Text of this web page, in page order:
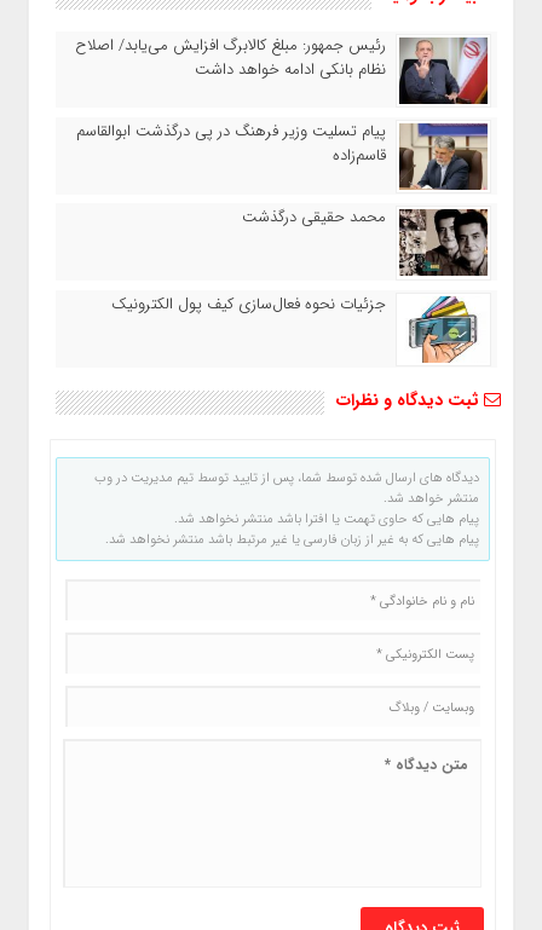
رئیس‌ جمهور: مبلغ کالابرگ افزایش می‌یابد/ اصلاح
نظام بانکی ادامه خواهد داشت
پیام تسلیت وزیر فرهنگ در پی درگذشت ابوالقاسم
قاسم‌زاده
محمد حقیقی درگذشت
جزئیات نحوه فعال‌سازی کیف پول الکترونیک
ثبت دیدگاه و نظرات
دیدگاه های ارسال شده توسط شما، پس از تایید توسط تیم مدیریت در وب
منتشر خواهد شد.
پیام هایی که حاوی تهمت یا افترا باشد منتشر نخواهد شد.
پیام هایی که به غیر از زبان فارسی یا غیر مرتبط باشد منتشر نخواهد شد.